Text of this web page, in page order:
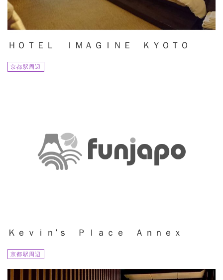
ＨＯＴＥＬ ＩＭＡＧＩＮＥ ＫＹＯＴＯ
京都駅周辺
Ｋｅｖｉｎ’ｓ Ｐｌａｃｅ Ａｎｎｅｘ
京都駅周辺